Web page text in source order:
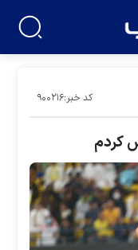
کد خبر:۹۰۰۲۱۶
کردم